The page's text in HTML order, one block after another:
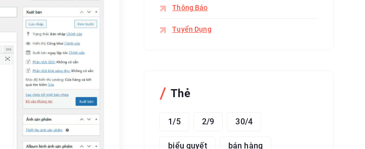
Thông Báo
Tuyển Dụng
Thẻ
1/5 2/9 30/4
biểu quyết bán hàng